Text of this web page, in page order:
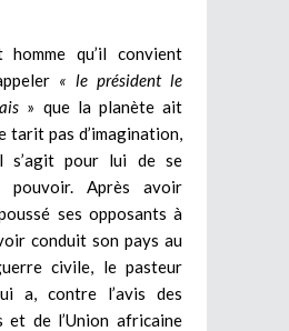
qu’il convient
« le président le
» que la planète ait
tarit pas d’imagination,
s’agit pour lui de se
pouvoir. Après avoir
ses opposants à
conduit son pays au
civile, le pasteur
a, contre l’avis des
et de l’Union africaine